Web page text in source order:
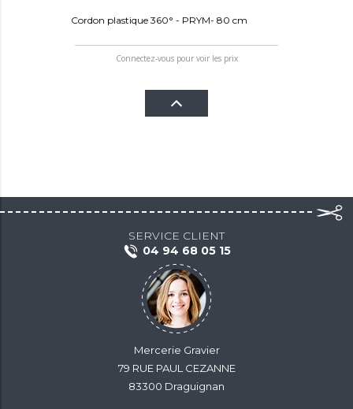
Cordon plastique 360° - PRYM- 80 cm
Connectez-vous pour voir les prix
SERVICE CLIENT
04 94 68 05 15
Mercerie Gravier
79 RUE PAUL CEZANNE
83300 Draguignan